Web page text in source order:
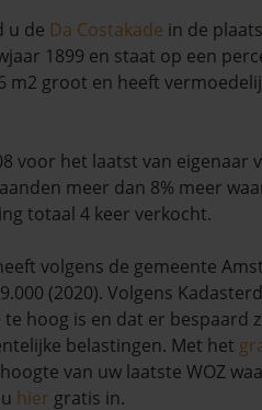
u de Da Costakade in de plaats
1899 en staat op een
m2 groot en heeft
voor het laatst van eigenaar
meer dan 8% meer
totaal 4 keer verkocht.
volgens de gemeente
(2020). Volgens
te hoog is en dat er bespaard
belastingen. Met het
van uw laatste WOZ
hier gratis in.